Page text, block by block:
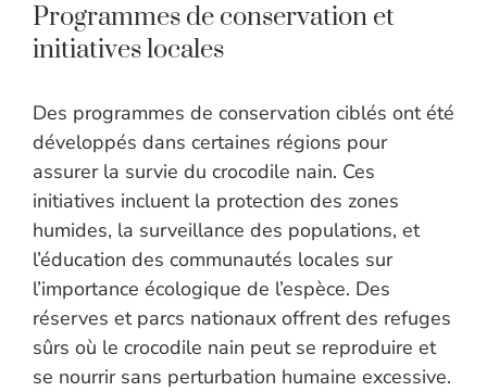
Programmes de conservation et
initiatives locales
Des programmes de conservation ciblés ont été
développés dans certaines régions pour
assurer la survie du crocodile nain. Ces
initiatives incluent la protection des zones
humides, la surveillance des populations, et
l’éducation des communautés locales sur
l’importance écologique de l’espèce. Des
réserves et parcs nationaux offrent des refuges
sûrs où le crocodile nain peut se reproduire et
se nourrir sans perturbation humaine excessive.